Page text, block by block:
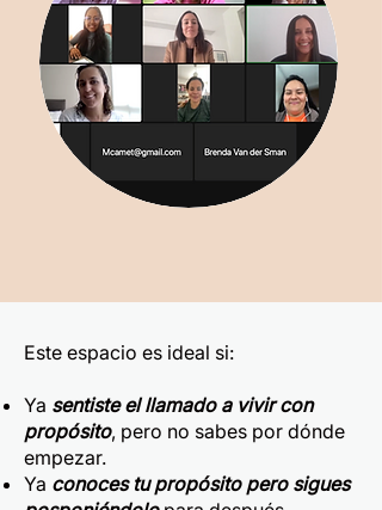
Este espacio es ideal si:
Ya sentiste el llamado a vivir con
propósito, pero no sabes por dónde
empezar.
Ya conoces tu propósito pero sigues